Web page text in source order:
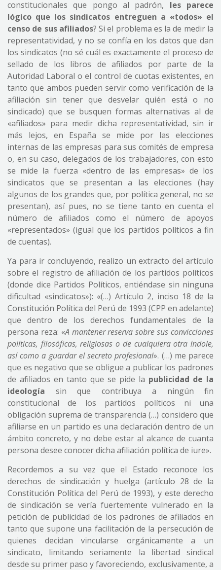
constitucionales que pongo al padrón, les parece
lógico que los sindicatos entreguen a «todos» el
censo de sus afiliados? Si el problema es la de medir la
representatividad, y no se confía en los datos que dan
los sindicatos (no sé cuál es exactamente el proceso de
sellado de los libros de afiliados por parte de la
Autoridad Laboral o el control de cuotas existentes, en
tanto que ambos pueden servir como verificación de la
afiliación sin tener que desvelar quién está o no
sindicado) que se busquen formas alternativas al de
«afiliados» para medir dicha representatividad, sin ir
más lejos, en España se mide por las elecciones
internas de las empresas para sus comités de empresa
o, en su caso, delegados de los trabajadores, con esto
se mide la fuerza «dentro de las empresas» de los
sindicatos que se presentan a las elecciones (hay
algunos de los grandes que, por política general, no se
presentan), así pues, no se tiene tanto en cuenta el
número de afiliados como el número de apoyos
«representados» (igual que los partidos políticos a fin
de cuentas).
Ya para ir concluyendo, realizo un extracto del artículo
sobre el registro de afiliación de los partidos políticos
(donde dice Partidos Políticos, entiéndase sin ninguna
dificultad «sindicatos»): «(…) Artículo 2, inciso 18 de la
Constitución Política del Perú de 1993 (CPP en adelante)
que dentro de los derechos fundamentales de la
persona reza: «A mantener reserva sobre sus convicciones
políticas, filosóficas, religiosas o de cualquiera otra índole,
así como a guardar el secreto profesional». (…) me parece
que es negativo que se obligue a publicar los padrones
de afiliados en tanto que se pide la publicidad de la
ideología sin que contribuya a ningún fin
constitucional de los partidos políticos ni una
obligación suprema de transparencia (…) considero que
afiliarse en un partido es una declaración dentro de un
ámbito concreto, y no debe estar al alcance de cuanta
persona desee conocer dicha afiliación política de iure».
Recordemos a su vez que el Estado reconoce los
derechos de sindicación y huelga (artículo 28 de la
Constitución Política del Perú de 1993), y este derecho
de sindicación se vería fuertemente vulnerado en la
petición de publicidad de los padrones de afiliados en
tanto que supone una facilitación de la persecución de
quienes decidan vincularse orgánicamente a un
sindicato, limitando seriamente la libertad sindical
desde su primer paso y favoreciendo, exclusivamente, a